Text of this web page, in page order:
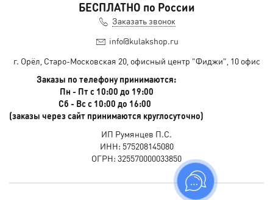
БЕСПЛАТНО по России
Заказать звонок
info@kulakshop.ru
г. Орёл, Старо-Московская 20, офисный центр "Фиджи", 10 офис
Заказы по телефону принимаются:
Пн - Пт с 10:00 до 19:00
Сб - Вс с 10:00 до 16:00
(заказы через сайт принимаются круглосуточно)
ИП Румянцев П.С.
ИНН: 575208145080
ОГРН: 325570000033850